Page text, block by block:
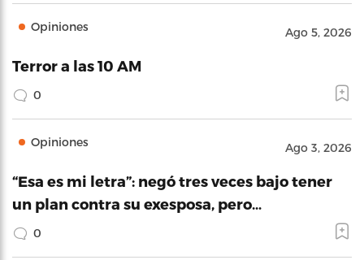
Opiniones Ago 5, 2026
Terror a las 10 AM
0
Opiniones Ago 3, 2026
“Esa es mi letra”: negó tres veces bajo tener
un plan contra su exesposa, pero…
0